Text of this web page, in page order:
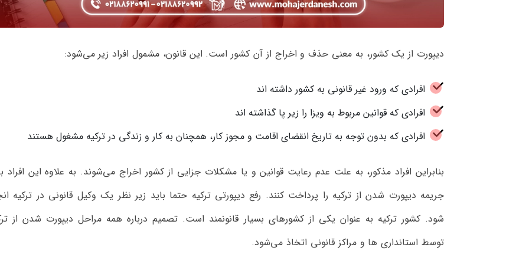
دیپورت از یک کشور، به معنی حذف و اخراج از آن کشور است. این قانون، مشمول افراد زیر می‌شود:
افرادی که ورود غیر قانونی به کشور داشته اند
افرادی که قوانین مربوط به ویزا را زیر پا گذاشته اند
افرادی که بدون توجه به تاریخ انقضای اقامت و مجوز کار، همچنان به کار و زندگی در ترکیه مشغول هستند
بنابراین افراد مذکور، به علت عدم رعایت قوانین و یا مشکلات جزایی از کشور اخراج می‌شوند. به علاوه این افراد
جریمه دیپورت شدن از ترکیه را پرداخت کنند. رفع دیپورتی ترکیه حتما باید زیر نظر یک وکیل قانونی در ترکیه
شود. کشور ترکیه به عنوان یکی از کشورهای بسیار قانونمند است. تصمیم درباره همه مراحل دیپورت شدن از
توسط استانداری ها و مراکز قانونی اتخاذ می‌شود.